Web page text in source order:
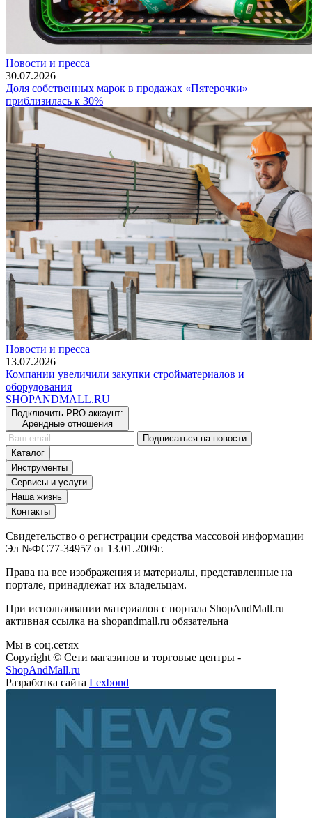
Новости и пресса
30.07.2026
Доля собственных марок в продажах «Пятерочки»
приблизилась к 30%
Новости и пресса
13.07.2026
Компании увеличили закупки стройматериалов и
оборудования
SHOPANDMALL.RU
Подключить PRO-аккаунт:
Арендные отношения
Подписаться на новости
Каталог
Инструменты
Сервисы и услуги
Наша жизнь
Контакты
Свидетельство о регистрации средства массовой информации
Эл №ФС77-34957 от 13.01.2009г.
Права на все изображения и материалы, представленные на
портале, принадлежат их владельцам.
При использовании материалов с портала ShopAndMall.ru
активная ссылка на shopandmall.ru обязательна
Мы в соц.сетях
Copyright © Сети магазинов и торговые центры -
ShopAndMall.ru
Разработка сайта Lexbond